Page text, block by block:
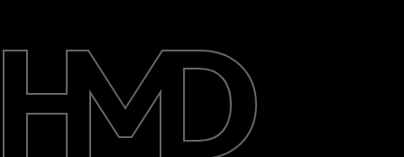
Despre
Repară, reutilizează, reciclează
Asistență